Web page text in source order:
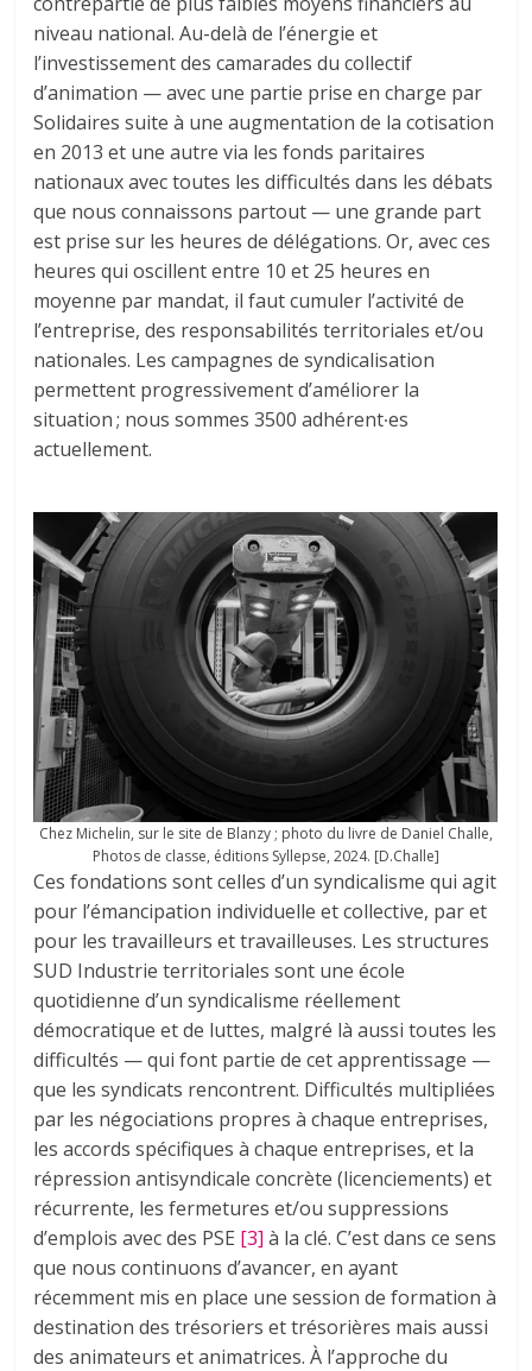
niveau national. Au-delà de l’énergie et
l’investissement des camarades du collectif
d’animation — avec une partie prise en charge par
Solidaires suite à une augmentation de la cotisation
en 2013 et une autre via les fonds paritaires
nationaux avec toutes les difficultés dans les débats
que nous connaissons partout — une grande part
est prise sur les heures de délégations. Or, avec ces
heures qui oscillent entre 10 et 25 heures en
moyenne par mandat, il faut cumuler l’activité de
l’entreprise, des responsabilités territoriales et/ou
nationales. Les campagnes de syndicalisation
permettent progressivement d’améliorer la
situation ; nous sommes 3500 adhérent∙es
actuellement.
Chez Michelin, sur le site de Blanzy ; photo du livre de Daniel Challe,
Photos de classe, éditions Syllepse, 2024. [D.Challe]
Ces fondations sont celles d’un syndicalisme qui agit
pour l’émancipation individuelle et collective, par et
pour les travailleurs et travailleuses. Les structures
SUD Industrie territoriales sont une école
quotidienne d’un syndicalisme réellement
démocratique et de luttes, malgré là aussi toutes les
difficultés — qui font partie de cet apprentissage —
que les syndicats rencontrent. Difficultés multipliées
par les négociations propres à chaque entreprises,
les accords spécifiques à chaque entreprises, et la
répression antisyndicale concrète (licenciements) et
récurrente, les fermetures et/ou suppressions
d’emplois avec des PSE [3] à la clé. C’est dans ce sens
que nous continuons d’avancer, en ayant
récemment mis en place une session de formation à
destination des trésoriers et trésorières mais aussi
des animateurs et animatrices. À l’approche du